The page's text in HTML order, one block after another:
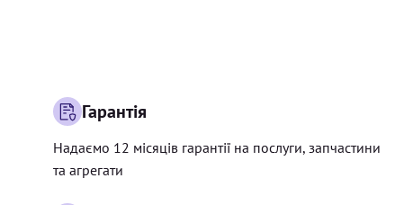
Гарантія
Надаємо 12 місяців гарантії на послуги, запчастини
та агрегати